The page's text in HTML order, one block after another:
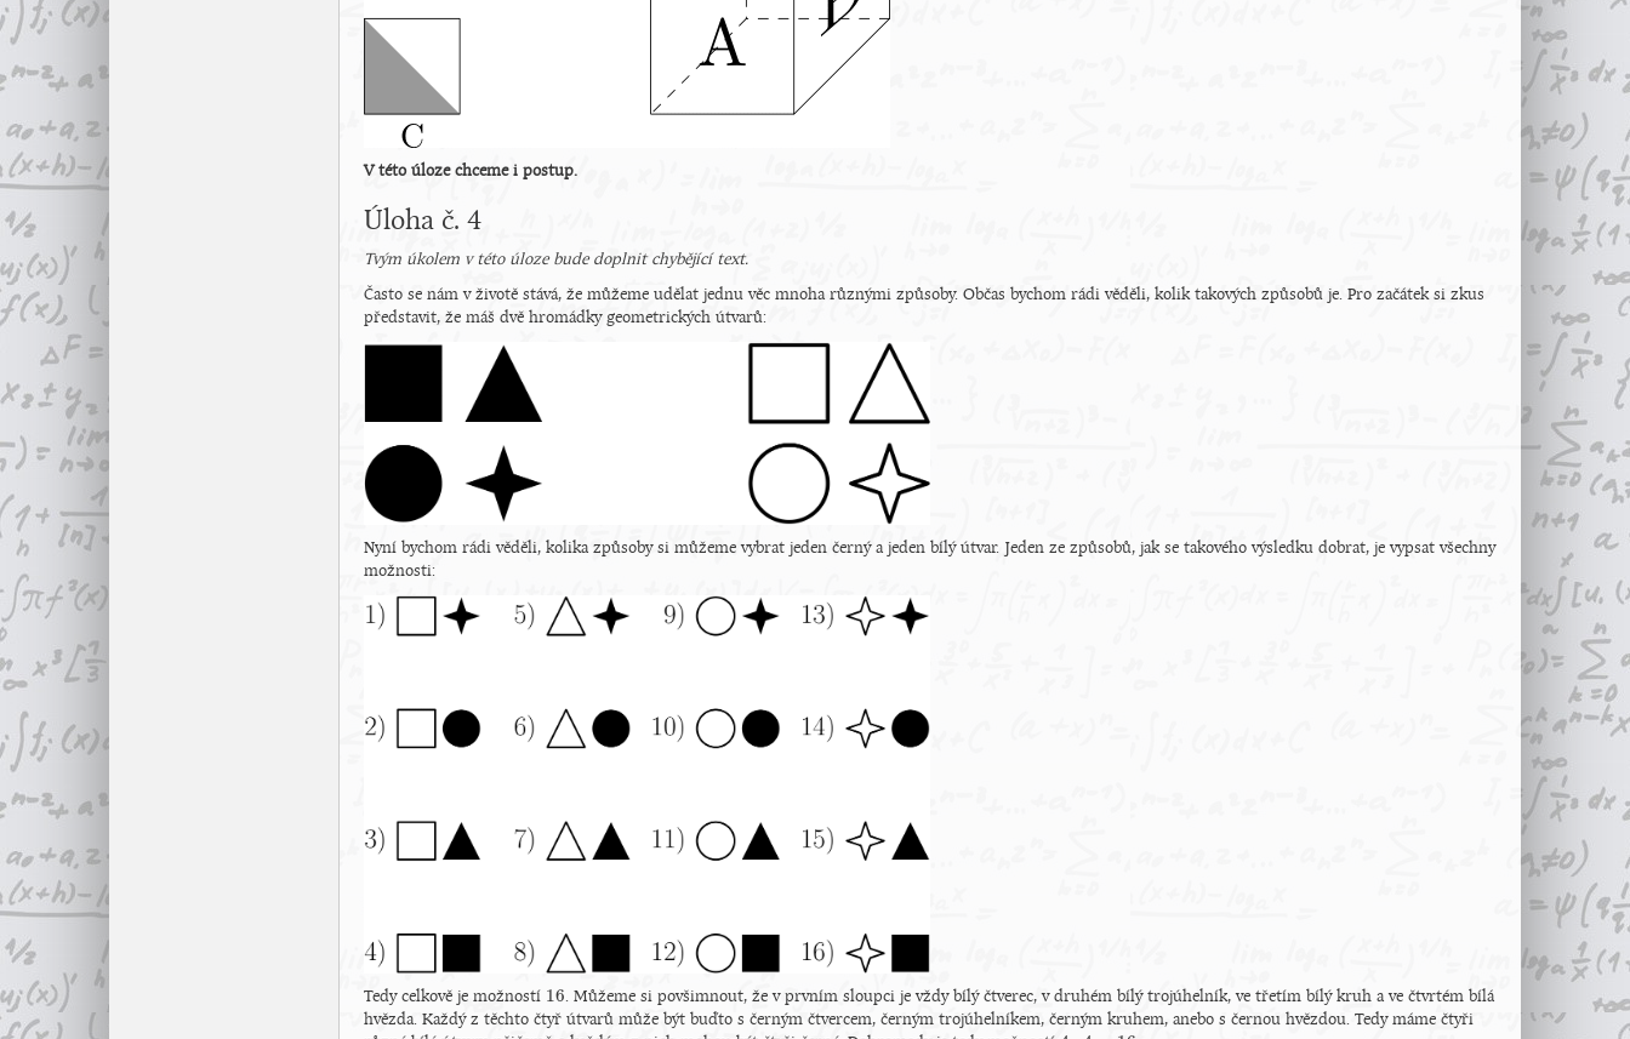
V této úloze chceme i postup.
Úloha č. 4
Tvým úkolem v této úloze bude doplnit chybějící text.
Často se nám v životě stává, že můžeme udělat jednu věc mnoha různými způsoby. Občas bychom rádi věděli, kolik takových způsobů je. Pro začátek si zkus
představit, že máš dvě hromádky geometrických útvarů:
Nyní bychom rádi věděli, kolika způsoby si můžeme vybrat jeden černý a jeden bílý útvar. Jeden ze způsobů, jak se takového výsledku dobrat, je vypsat všechny
možnosti:
Tedy celkově je možností 16
16. Můžeme si povšimnout, že v prvním sloupci je vždy bílý čtverec, v druhém bílý trojúhelník, ve třetím bílý kruh a ve čtvrtém bílá
hvězda. Každý z těchto čtyř útvarů může být buďto s černým čtvercem, černým trojúhelníkem, černým kruhem, anebo s černou hvězdou. Tedy máme čtyři